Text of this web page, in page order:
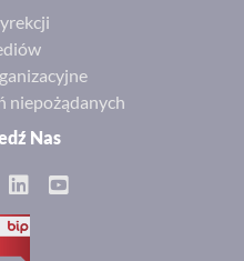
niepożądanych
Nas